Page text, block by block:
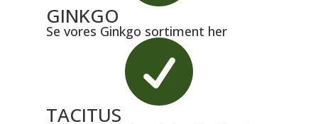
GINKGO
Se vores Ginkgo sortiment her

TACITUS